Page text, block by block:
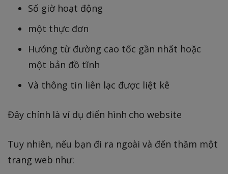
Số giờ hoạt động
một thực đơn
Hướng từ đường cao tốc gần nhất hoặc
một bản đồ tĩnh
Và thông tin liên lạc được liệt kê
Đây chính là ví dụ điển hình cho website
Tuy nhiên, nếu bạn đi ra ngoài và đến thăm một
trang web như: